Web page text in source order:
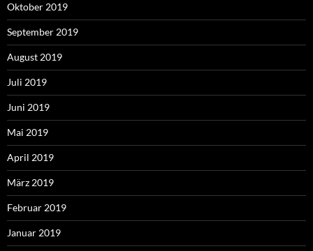
Oktober 2019
September 2019
August 2019
Juli 2019
Juni 2019
Mai 2019
April 2019
März 2019
Februar 2019
Januar 2019